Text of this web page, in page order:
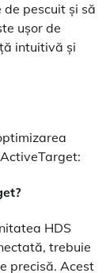
pescuit și să
ușor de
intuitivă și
HDS
trebuie
precisă. Acest